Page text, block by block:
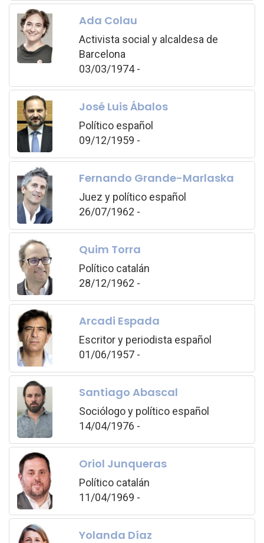
Ada Colau
Activista social y alcaldesa de
Barcelona
03/03/1974 -
José Luis Ábalos
Político español
09/12/1959 -
Fernando Grande-Marlaska
Juez y político español
26/07/1962 -
Quim Torra
Político catalán
28/12/1962 -
Arcadi Espada
Escritor y periodista español
01/06/1957 -
Santiago Abascal
Sociólogo y político español
14/04/1976 -
Oriol Junqueras
Político catalán
11/04/1969 -
Yolanda Díaz